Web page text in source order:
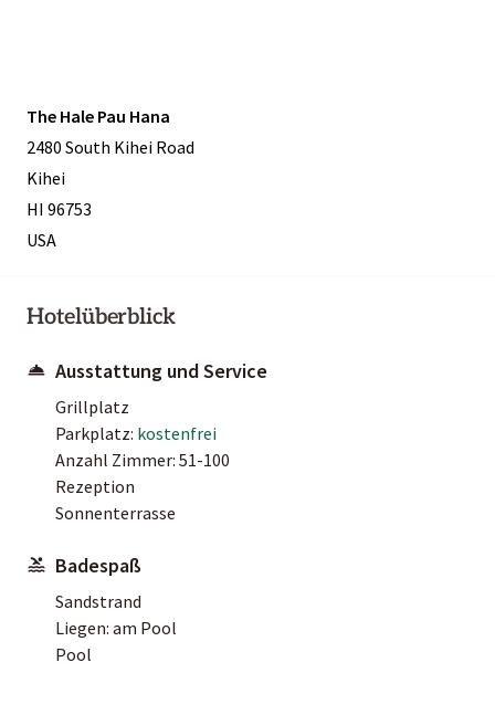
The Hale Pau Hana
2480 South Kihei Road
Kihei
HI 96753
USA
Hotelüberblick
Ausstattung und Service
Grillplatz
Parkplatz: kostenfrei
Anzahl Zimmer: 51-100
Rezeption
Sonnenterrasse
Badespaß
Sandstrand
Liegen: am Pool
Pool